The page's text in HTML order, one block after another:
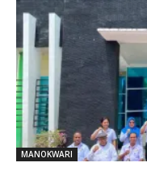
MANOKWARI